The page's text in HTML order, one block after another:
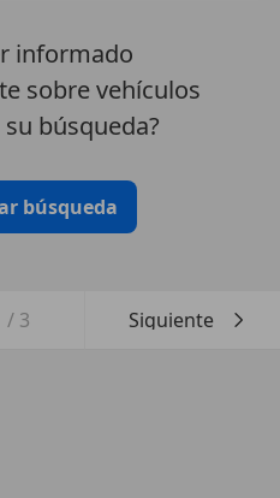
informado
sobre vehículos
búsqueda?
búsqueda
/ 3 Siguiente